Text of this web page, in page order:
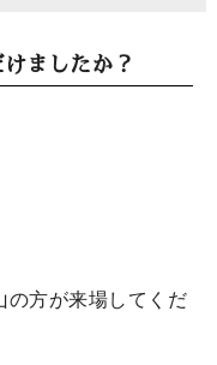
ましたか？
の方が来場してくだ